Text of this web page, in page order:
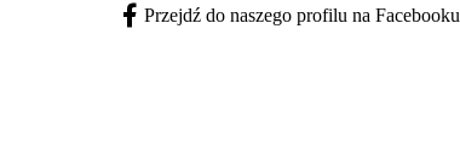
Facebook - otwiera się w nowej karcie
Przejdź do naszego profilu na Facebooku